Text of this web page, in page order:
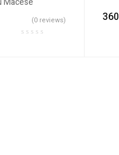
(0 reviews) 360